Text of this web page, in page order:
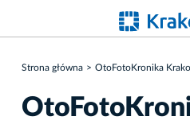
Strona główna OtoFotoKronika